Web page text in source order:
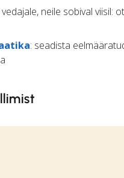
neile sobival viisil:
: seadista